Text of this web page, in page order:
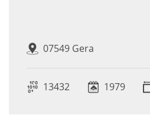
07549 Gera
13432 1979